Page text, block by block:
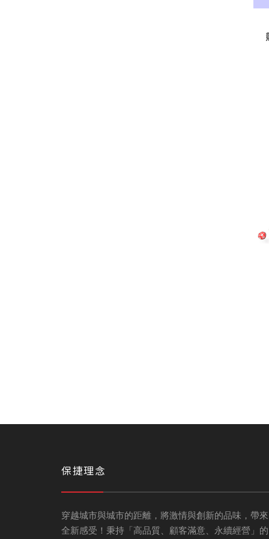
保捷理念
穿越城市與城市的距離，將激情與創新的品味，帶來
全新感受！秉持「高品質、顧客滿意、永續經營」的